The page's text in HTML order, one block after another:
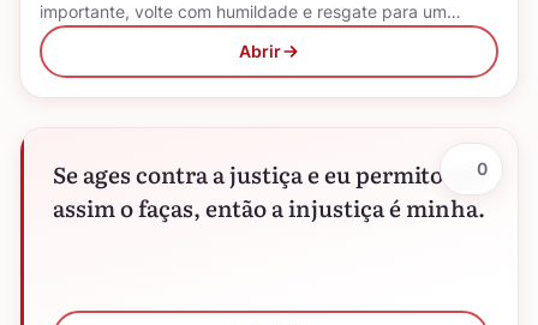
importante, volte com humildade e resgate para um…
Abrir
Se ages contra a justiça e eu permito que
assim o faças, então a injustiça é minha.
0